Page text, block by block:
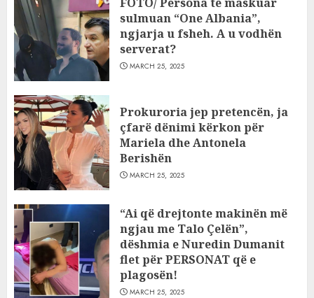
sulmuan “One Albania”,
ngjarja u fsheh. A u vodhën
serverat?
MARCH 25, 2025
Prokuroria jep pretencën, ja
çfarë dënimi kërkon për
Mariela dhe Antonela
Berishën
MARCH 25, 2025
“Ai që drejtonte makinën më
ngjau me Talo Çelën”,
dëshmia e Nuredin Dumanit
flet për PERSONAT që e
plagosën!
MARCH 25, 2025